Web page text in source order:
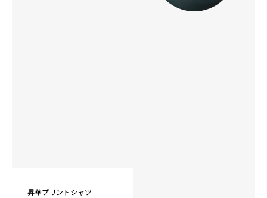
昇華プリントシャツ